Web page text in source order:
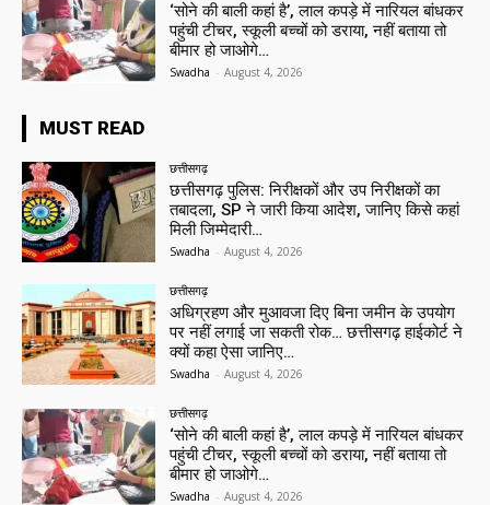
‘सोने की बाली कहां है’, लाल कपड़े में नारियल बांधकर
पहुंची टीचर, स्कूली बच्चों को डराया, नहीं बताया तो
बीमार हो जाओगे…
Swadha - August 4, 2026
MUST READ
छत्तीसगढ़
छत्तीसगढ़ पुलिस: निरीक्षकों और उप निरीक्षकों का
तबादला, SP ने जारी किया आदेश, जानिए किसे कहां
मिली जिम्मेदारी…
Swadha - August 4, 2026
छत्तीसगढ़
अधिग्रहण और मुआवजा दिए बिना जमीन के उपयोग
पर नहीं लगाई जा सकती रोक… छत्तीसगढ़ हाईकोर्ट ने
क्यों कहा ऐसा जानिए…
Swadha - August 4, 2026
छत्तीसगढ़
‘सोने की बाली कहां है’, लाल कपड़े में नारियल बांधकर
पहुंची टीचर, स्कूली बच्चों को डराया, नहीं बताया तो
बीमार हो जाओगे…
Swadha - August 4, 2026